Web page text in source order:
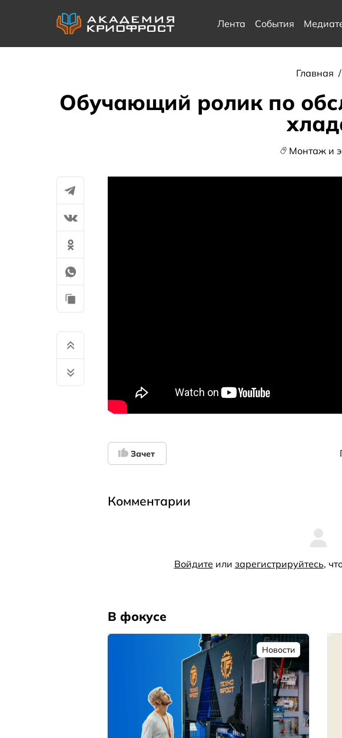
Лента События
Главная /
Обучающий ролик по
Монтаж и
Зачет
Комментарии
Войдите или зарегистрируйтесь,
В фокусе
Новости